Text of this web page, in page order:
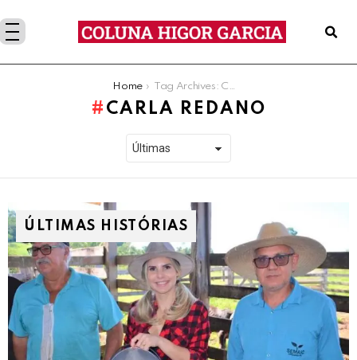
Home Tag Archives: Carla Redano
CARLA REDANO
ÚLTIMAS HISTÓRIAS